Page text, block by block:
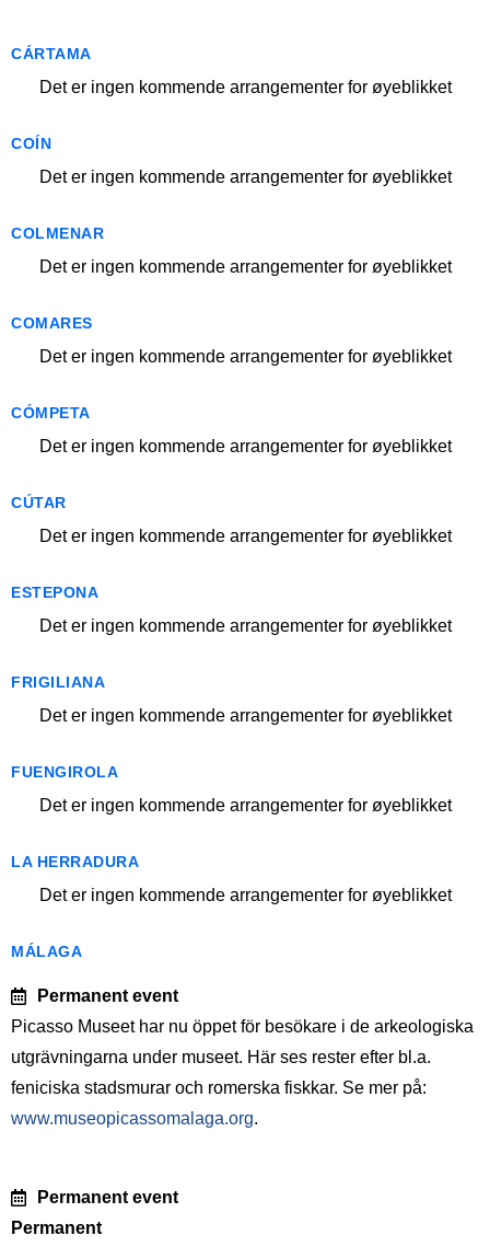
CÁRTAMA
Det er ingen kommende arrangementer for øyeblikket
COÍN
Det er ingen kommende arrangementer for øyeblikket
COLMENAR
Det er ingen kommende arrangementer for øyeblikket
COMARES
Det er ingen kommende arrangementer for øyeblikket
CÓMPETA
Det er ingen kommende arrangementer for øyeblikket
CÚTAR
Det er ingen kommende arrangementer for øyeblikket
ESTEPONA
Det er ingen kommende arrangementer for øyeblikket
FRIGILIANA
Det er ingen kommende arrangementer for øyeblikket
FUENGIROLA
Det er ingen kommende arrangementer for øyeblikket
LA HERRADURA
Det er ingen kommende arrangementer for øyeblikket
MÁLAGA
Permanent event
Picasso Museet har nu öppet för besökare i de arkeologiska
utgrävningarna under museet. Här ses rester efter bl.a.
feniciska stadsmurar och romerska fiskkar. Se mer på:
www.museopicassomalaga.org.
Permanent event
Permanent